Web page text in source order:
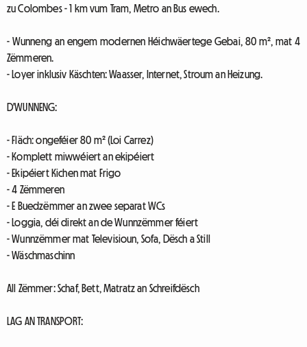
zu Colombes - 1 km vum Tram, Metro an Bus ewech.
- Wunneng an engem modernen Héichwäertege Gebai, 80 m², mat 4
Zëmmeren.
- Loyer inklusiv Käschten: Waasser, Internet, Stroum an Heizung.
D'WUNNENG:
- Fläch: ongeféier 80 m² (Loi Carrez)
- Komplett miwwéiert an ekipéiert
- Ekipéiert Kichen mat Frigo
- 4 Zëmmeren
- E Buedzëmmer an zwee separat WCs
- Loggia, déi direkt an de Wunnzëmmer féiert
- Wunnzëmmer mat Televisioun, Sofa, Dësch a Still
- Wäschmaschinn
All Zëmmer: Schaf, Bett, Matratz an Schreifdësch
LAG AN TRANSPORT: